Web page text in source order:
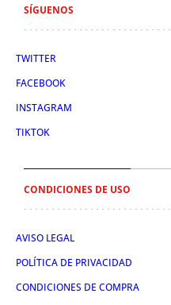
SÍGUENOS
TWITTER
FACEBOOK
INSTAGRAM
TIKTOK
CONDICIONES DE USO
AVISO LEGAL
POLÍTICA DE PRIVACIDAD
CONDICIONES DE COMPRA